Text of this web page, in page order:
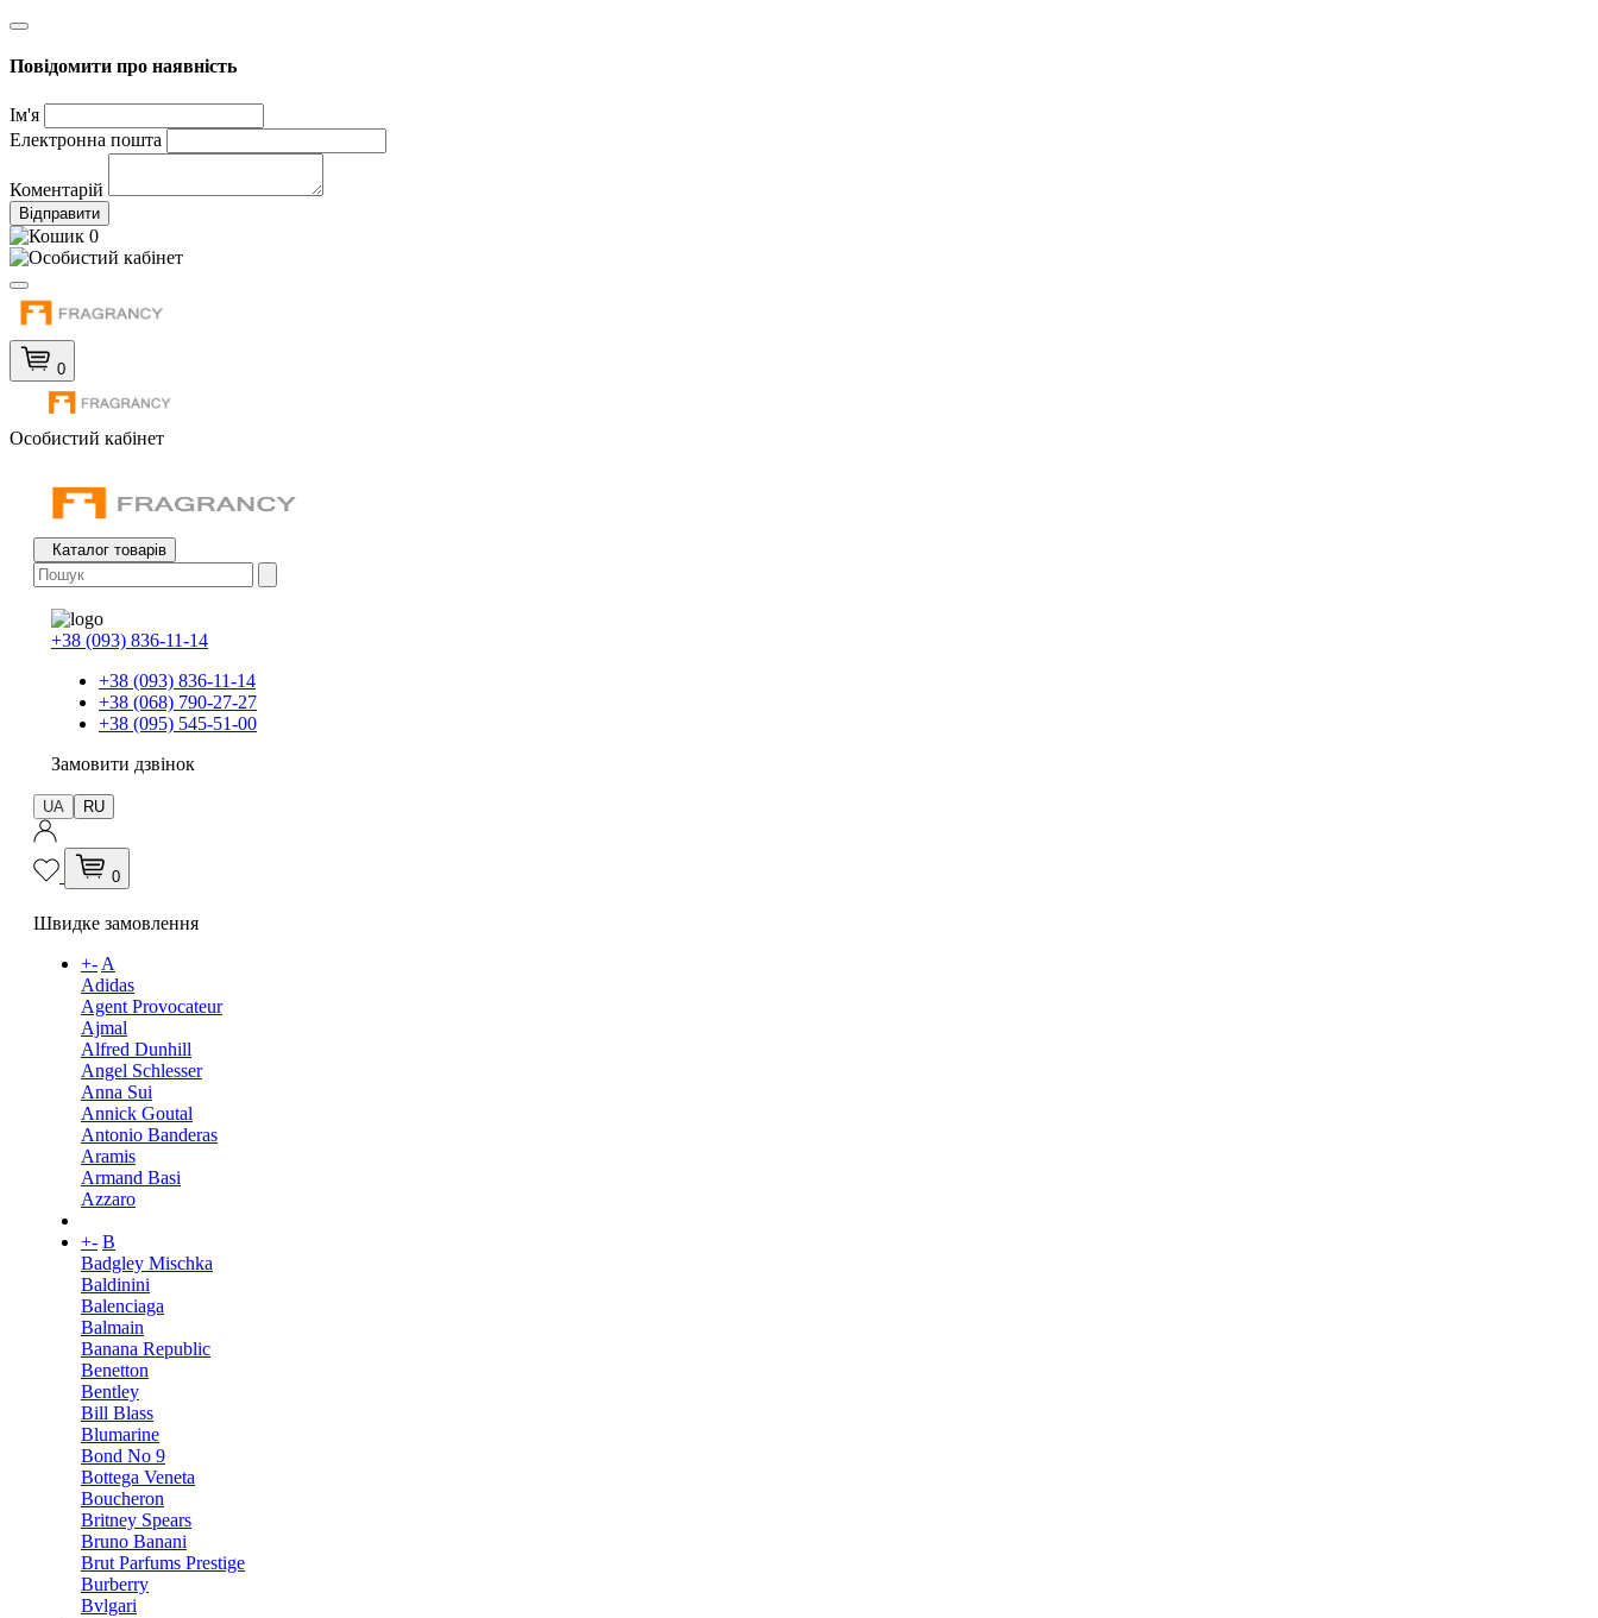
Повідомити про наявність
Ім'я
Електронна пошта
Коментарій
Відправити
0
0
Особистий кабінет
Каталог товарів
+38 (093) 836-11-14
+38 (093) 836-11-14
+38 (068) 790-27-27
+38 (095) 545-51-00
Замовити дзвінок
UA RU
0
Швидке замовлення
+-A
Adidas
Agent Provocateur
Ajmal
Alfred Dunhill
Angel Schlesser
Anna Sui
Annick Goutal
Antonio Banderas
Aramis
Armand Basi
Azzaro
+- B
Badgley Mischka
Baldinini
Balenciaga
Balmain
Banana Republic
Benetton
Bentley
Bill Blass
Blumarine
Bond No 9
Bottega Veneta
Boucheron
Britney Spears
Bruno Banani
Brut Parfums Prestige
Burberry
Bvlgari